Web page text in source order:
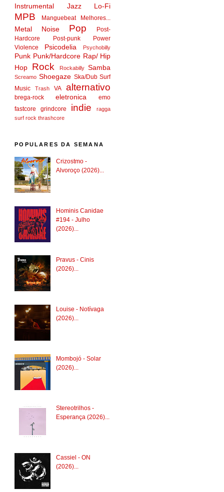
Instrumental Jazz Lo-Fi
MPB Manguebeat Melhores...
Metal Noise Pop
Post-
Hardcore
Post-punk
Power
Violence
Psicodelia Psychobilly
Punk Punk/Hardcore Rap/ Hip
Hop
Rock Rockabilly Samba
Screamo Shoegaze Ska/Dub Surf
Music
Trash VA alternativo
brega-rock eletronica
emo
fastcore
grindcore indie
ragga
surf rock thrashcore
POPULARES DA SEMANA
Crizostmo -
Alvoroço (2026)...
Hominis Canidae
#194 - Julho
(2026)...
Pravus - Cinis
(2026)...
Louise - Notívaga
(2026)...
Mombojó - Solar
(2026)...
Stereotrilhos -
Esperança (2026)...
Cassiel - ON
(2026)...